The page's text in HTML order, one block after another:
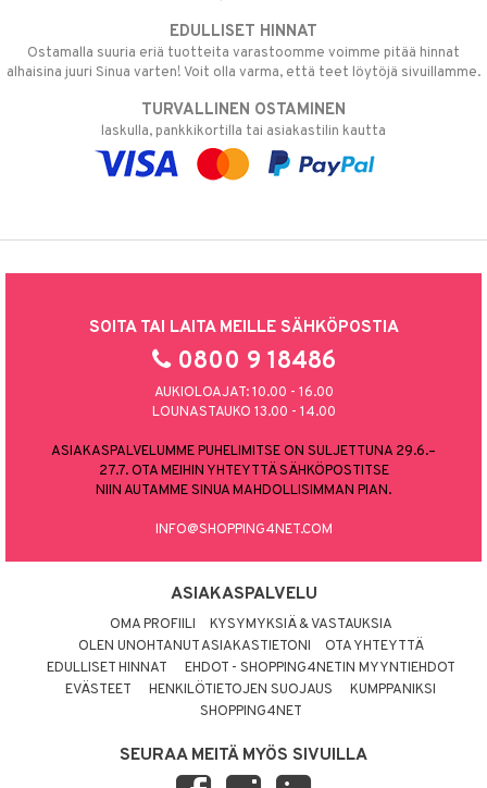
EDULLISET HINNAT
Ostamalla suuria eriä tuotteita varastoomme voimme pitää hinnat
alhaisina juuri Sinua varten! Voit olla varma, että teet löytöjä sivuillamme.
TURVALLINEN OSTAMINEN
laskulla, pankkikortilla tai asiakastilin kautta
SOITA TAI LAITA MEILLE SÄHKÖPOSTIA
0800 9 18486
AUKIOLOAJAT: 10.00 - 16.00
LOUNASTAUKO 13.00 - 14.00
ASIAKASPALVELUMME PUHELIMITSE ON SULJETTUNA 29.6.–
27.7. OTA MEIHIN YHTEYTTÄ SÄHKÖPOSTITSE
NIIN AUTAMME SINUA MAHDOLLISIMMAN PIAN.
INFO@SHOPPING4NET.COM
ASIAKASPALVELU
OMA PROFIILI
KYSYMYKSIÄ & VASTAUKSIA
OLEN UNOHTANUT ASIAKASTIETONI
OTA YHTEYTTÄ
EDULLISET HINNAT
EHDOT - SHOPPING4NETIN MYYNTIEHDOT
EVÄSTEET
HENKILÖTIETOJEN SUOJAUS
KUMPPANIKSI
SHOPPING4NET
SEURAA MEITÄ MYÖS SIVUILLA